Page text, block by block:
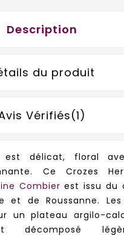
Description
du produit
Vérifiés(1)
délicat, floral
Ce Crozes
Combier est issu du
et de Roussanne. Les
un plateau argilo-
décomposé